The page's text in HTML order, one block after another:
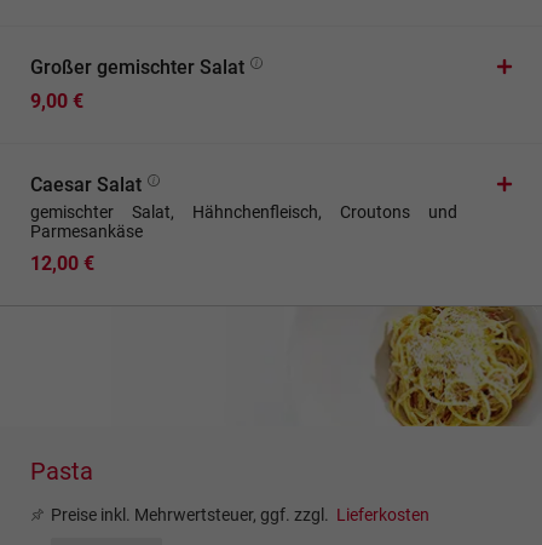
Großer gemischter Salat
9,00 €
Caesar Salat
gemischter Salat, Hähnchenfleisch, Croutons und
Parmesankäse
12,00 €
Pasta
Preise inkl. Mehrwertsteuer, ggf. zzgl. Lieferkosten